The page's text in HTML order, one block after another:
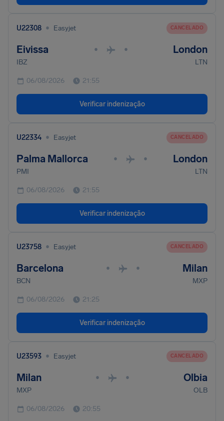
U22308 • Easyjet CANCELADO
Eivissa • • London
IBZ LTN
06/08/2026 21:55
Verificar indenização
U22334 • Easyjet CANCELADO
Palma Mallorca • • London
PMI LTN
06/08/2026 21:55
Verificar indenização
U23758 • Easyjet CANCELADO
Barcelona • • Milan
BCN MXP
06/08/2026 21:25
Verificar indenização
U23593 • Easyjet CANCELADO
Milan • • Olbia
MXP OLB
06/08/2026 20:55